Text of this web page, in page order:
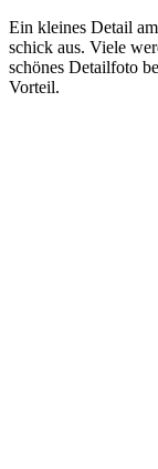
Ein kleines Detail
schick aus. Viele
schönes Detailfoto
Vorteil.